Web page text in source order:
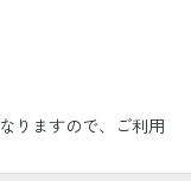
りますので、ご利用